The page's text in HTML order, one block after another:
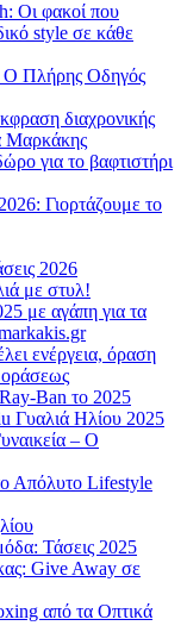
Οι φακοί που
style σε κάθε
Ο Πλήρης Οδηγός
διαχρονικής
Μαρκάκης
για το βαφτιστήρι
Γιορτάζουμε το
2026
με στυλ!
με αγάπη για τα
ενέργεια, όραση
οράσεως
Ban το 2025
Γυαλιά Ηλίου 2025
– Ο
Απόλυτο Lifestyle
Τάσεις 2025
Give Away σε
από τα Οπτικά